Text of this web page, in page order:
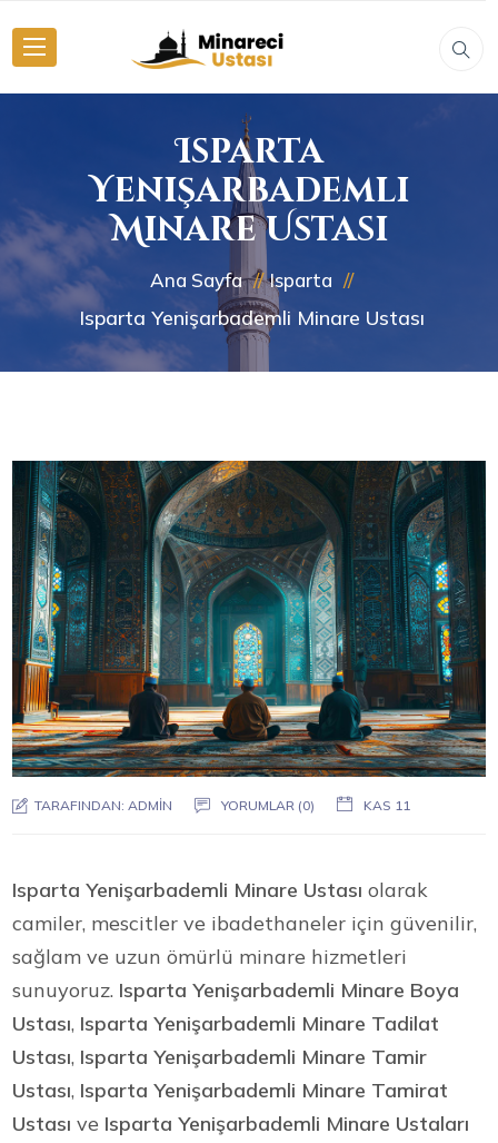
Isparta
Yenişarbademli
Minare Ustası
Ana Sayfa Isparta
Isparta Yenişarbademli Minare Ustası
TARAFINDAN: ADMIN YORUMLAR (0) KAS 11
Isparta Yenişarbademli Minare Ustası olarak
camiler, mescitler ve ibadethaneler için güvenilir,
sağlam ve uzun ömürlü minare hizmetleri
sunuyoruz. Isparta Yenişarbademli Minare Boya
Ustası, Isparta Yenişarbademli Minare Tadilat
Ustası, Isparta Yenişarbademli Minare Tamir
Ustası, Isparta Yenişarbademli Minare Tamirat
Ustası ve Isparta Yenişarbademli Minare Ustaları